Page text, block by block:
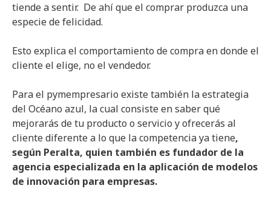
tiende a sentir. De ahí que el comprar produzca una
especie de felicidad.
Esto explica el comportamiento de compra en donde el
cliente el elige, no el vendedor.
Para el pymempresario existe también la estrategia
del Océano azul, la cual consiste en saber qué
mejorarás de tu producto o servicio y ofrecerás al
cliente diferente a lo que la competencia ya tiene,
según Peralta, quien también es fundador de la
agencia especializada en la aplicación de modelos
de innovación para empresas.